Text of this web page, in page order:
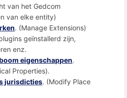
van het Gedcom
van elke entity)
. (Manage Extensions)
geïnstallerd zijn,
enz.
eigenschappen.
Properties).
jurisdicties. (Modify Place